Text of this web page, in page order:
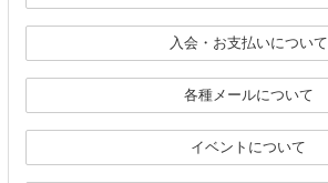
入会・お支払いについて
各種メールについて
イベントについて